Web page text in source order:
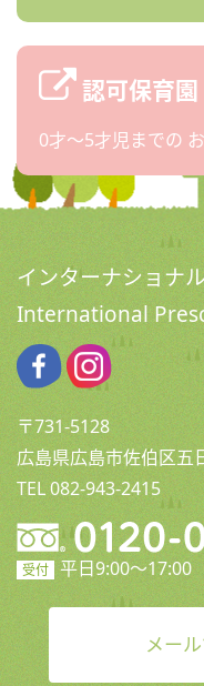
認可保育園
0才〜5才児までの
インターナショナ
International
〒731-5128
広島県広島市佐伯区五
TEL 082-943-2415
受付 平日9:00〜17:00
メー